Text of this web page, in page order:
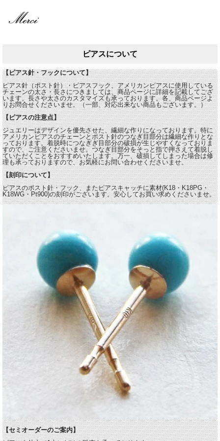
ピアスについて
【ピアス針・フックについて】
ピアス針（ポスト針）・ピアスフック、アメリカンピアスに使用している
チェーンの太さ・長さにつきましては、商品ページに詳細を記載してござ
います。長さや太さのカスタマイズも承っております。各、商品ページよ
りお問合せくださいませ。（一部、対応出来ない商品もございます。）
【ピアスの注意点】
ジュエリーはデザインを優先させた、繊細な作りになっております。特に
アメリカンピアスのチェーンとポスト針のつなぎ目部分は繊細な作りとな
っております。着脱時につなぎぎ目部分の破損が生じやすくなっておりま
すので、ご注意くださいませ。つなぎ目部分をそっと指で押さえて着脱し
ていただくことをおすすめいたします。万一、破損してしまった場合は修
理も承っておりますので、お気軽にお問い合わせくださいませ。
【刻印について】
ピアスのポスト針・フック、またピアスキャッチに素材(K18・K18PG・
K18WG・Pt900)の刻印がございます。安心してお買い求めくださいませ。
【セミオーダーのご案内】